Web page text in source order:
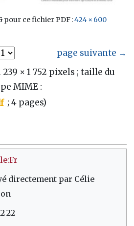
pour ce fichier PDF :424 × 600
page suivante →
239 × 1 752 pixels ; taille du
MIME :
; 4 pages)
directement par Célie
22